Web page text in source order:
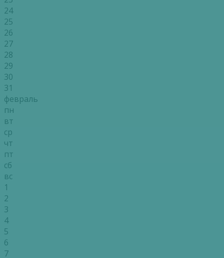
24
25
26
27
28
29
30
31
февраль
пн
вт
ср
чт
пт
сб
вс
1
2
3
4
5
6
7